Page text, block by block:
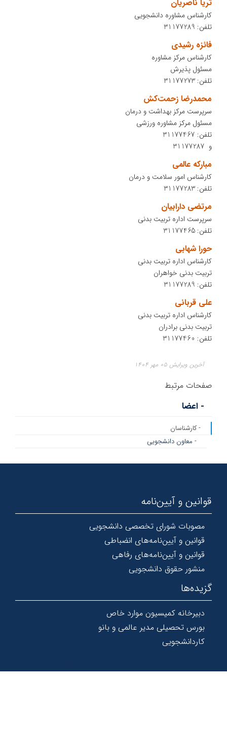
ثریا ناصریان
کارشناس مشاوره دانشجویی
تلفن: 31177289
فائزه رشیدی
کارشناس مرکز مشاوره
مسئول پذیرش
تلفن: 31177273
محمدرضا زحمت‌کش
سرپرست مرکز بهداشت و درمان
مسئول مرکز مشاوره ورزشی
تلفن: 31177467
و 31177287
مبارکه عالمی
کارشناس امور سلامت و درمان
تلفن: 31177283
مرتضی دارابیان
سرپرست اداره تربیت بدنی
تلفن: 31177465
حورا شهابی
کارشناس اداره تربیت بدنی
تربیت بدنی خواهران
تلفن: 31177289
علی قربانی
کارشناس اداره تربیت بدنی
تربیت بدنی برادران
تلفن: 31177460
آخرین ویرایش ۰۵ مهر ۱۴۰۴
صفحات مرتبط
- اعضا
- کارشناسان
- معاون دانشجویی
قوانین و آیین‌نامه
مصوبات شورای تخصصی دانشجویی
قوانین و آیین‌نامه‌های انضباطی
قوانین و آیین‌نامه‌های رفاهی
منشور حقوق دانشجویی
گزیده‌ها
دبیرخانه کمیسیون موارد خاص
بورس تحصیلی مدیر عالمی و بانو
کاردانشجویی